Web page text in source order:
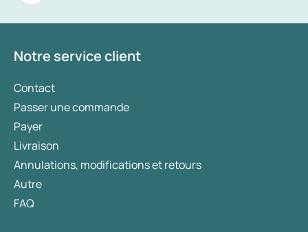
Notre service client
Contact
Passer une commande
Payer
Livraison
Annulations, modifications et retours
Autre
FAQ